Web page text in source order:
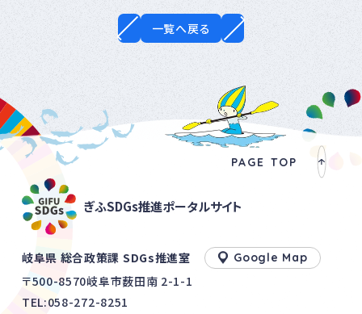
一覧へ戻る
PAGE TOP
ぎふSDGs推進ポータルサイト
岐阜県 総合政策課 SDGs推進室 Google Map
〒500-8570岐阜市薮田南 2-1-1
TEL:058-272-8251